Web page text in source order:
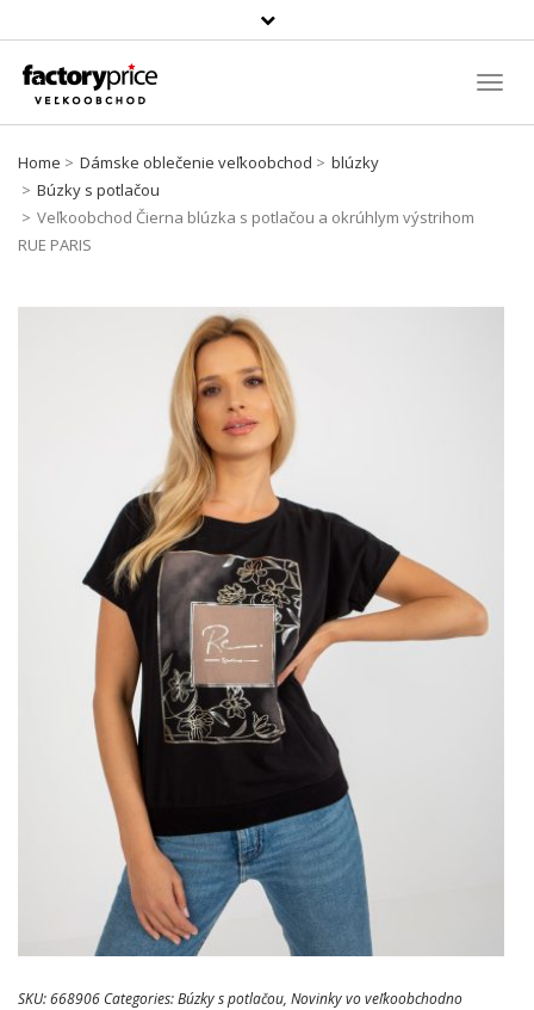
Szukaj
produktu
Home Dámske oblečenie veľkoobchod
blúzky
Búzky s potlačou
Veľkoobchod Čierna blúzka s potlačou a okrúhlym výstrihom
RUE PARIS
SKU:668906 Categories:Búzky s potlačou, Novinky vo veľkoobchodno